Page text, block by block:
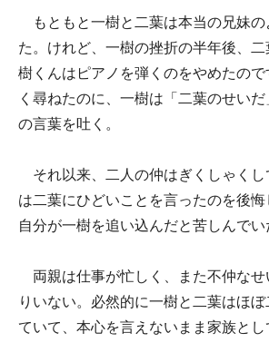
もともと一樹と二葉は本当の兄妹の
た。けれど、一樹の挫折の半年後、
樹くんはピアノを弾くのをやめたの
く尋ねたのに、一樹は「二葉のせい
の言葉を吐く。
それ以来、二人の仲はぎくしゃくし
は二葉にひどいことを言ったのを後
自分が一樹を追い込んだと苦しんでい
両親は仕事が忙しく、また不仲なせ
りいない。必然的に一樹と二葉はほ
ていて、本心を言えないまま家族とし